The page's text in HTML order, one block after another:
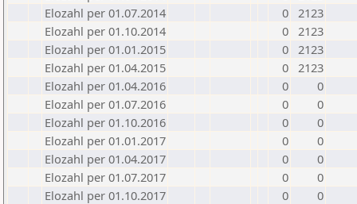
Elozahl per 01.07.2014
0 2123
Elozahl per 01.10.2014
0 2123
Elozahl per 01.01.2015
0 2123
Elozahl per 01.04.2015
0 2123
Elozahl per 01.04.2016
0
0
Elozahl per 01.07.2016
0
0
Elozahl per 01.10.2016
0
0
Elozahl per 01.01.2017
0
0
Elozahl per 01.04.2017
0
0
Elozahl per 01.07.2017
0
0
Elozahl per 01.10.2017
0
0